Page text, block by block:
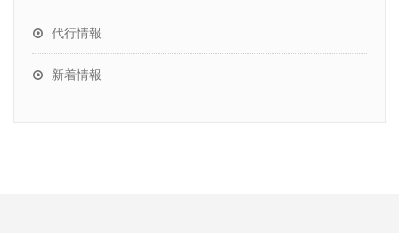
代行情報
新着情報